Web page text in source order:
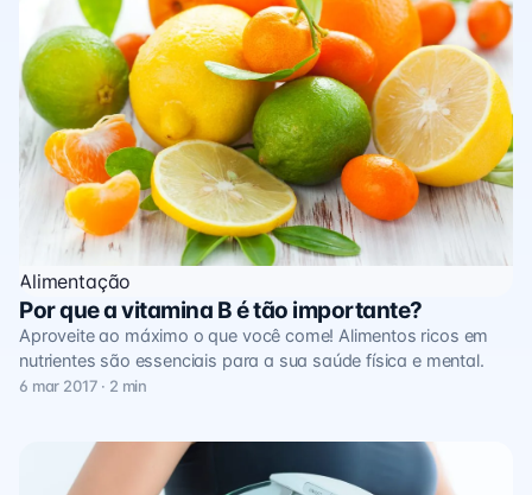
Alimentação
Por que a vitamina B é tão importante?
Aproveite ao máximo o que você come! Alimentos ricos em
nutrientes são essenciais para a sua saúde física e mental.
6 mar 2017 · 2 min